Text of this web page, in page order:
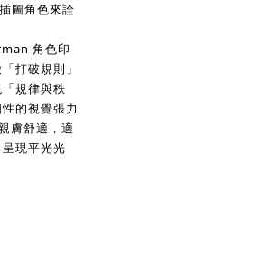
圖角色來詮
角色印
打破規則」
規律與秩
的視覺張力
膚舒適， 適
現平光光